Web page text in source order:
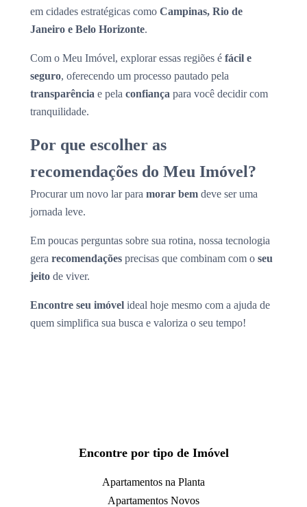
em cidades estratégicas como Campinas, Rio de
Janeiro e Belo Horizonte.
Com o Meu Imóvel, explorar essas regiões é fácil e
seguro, oferecendo um processo pautado pela
transparência e pela confiança para você decidir com
tranquilidade.
Por que escolher as
recomendações do Meu Imóvel?
Procurar um novo lar para morar bem deve ser uma
jornada leve.
Em poucas perguntas sobre sua rotina, nossa tecnologia
gera recomendações precisas que combinam com o seu
jeito de viver.
Encontre seu imóvel ideal hoje mesmo com a ajuda de
quem simplifica sua busca e valoriza o seu tempo!
Encontre por tipo de Imóvel
Apartamentos na Planta
Apartamentos Novos